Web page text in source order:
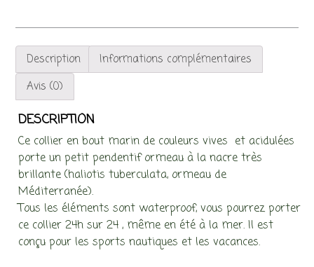
Description
Informations complémentaires
Avis (0)
DESCRIPTION
Ce collier en bout marin de couleurs vives et acidulées
porte un petit pendentif ormeau à la nacre très
brillante (haliotis tuberculata, ormeau de
Méditerranée).
Tous les éléments sont waterproof, vous pourrez porter
ce collier 24h sur 24 , même en été à la mer. Il est
conçu pour les sports nautiques et les vacances.